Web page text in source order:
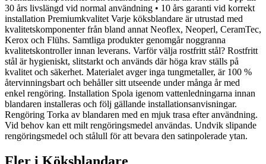
30 års livslängd vid normal användning • 10 års garanti vid korrekt
installation Premiumkvalitet Varje köksblandare är utrustad med
kvalitetskomponenter från bland annat Neoflex, Neoperl, CeramTec,
Kerox och Flühs. Samtliga produkter genomgår noggranna
kvalitetskontroller innan leverans. Varför välja rostfritt stål? Rostfritt
stål är hygieniskt, slitstarkt och används där höga krav ställs på
kvalitet och säkerhet. Materialet avger inga tungmetaller, är 100 %
återvinningsbart och behåller sitt utseende under många år med
enkel rengöring. Installation Spola igenom vattenledningarna innan
blandaren installeras och följ gällande installationsanvisningar.
Rengöring Torka av blandaren med en mjuk trasa efter användning.
Vid behov kan ett milt rengöringsmedel användas. Undvik slipande
rengöringsmedel och stålull för att bevara den satinpolerade ytan.